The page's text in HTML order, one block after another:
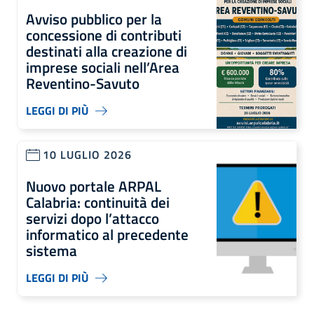
Avviso pubblico per la
concessione di contributi
destinati alla creazione di
imprese sociali nell’Area
Reventino-Savuto
LEGGI DI PIÙ
10 LUGLIO 2026
Nuovo portale ARPAL
Calabria: continuità dei
servizi dopo l’attacco
informatico al precedente
sistema
LEGGI DI PIÙ